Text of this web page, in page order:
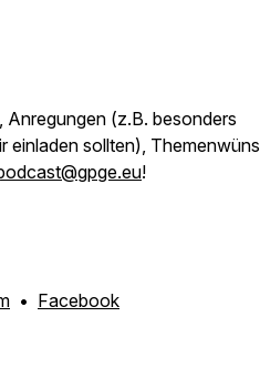
Anregungen (z.B. besonders
einladen sollten),
!
• Facebook